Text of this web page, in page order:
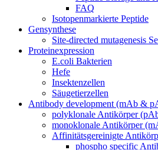
FAQ
Isotopenmarkierte Peptide
Gensynthese
Site-directed mutagenesis
Proteinexpression
E.coli Bakterien
Hefe
Insektenzellen
Säugetierzellen
Antibody development (mAb &
polyklonale Antikörper
monoklonale Antikörper
Affinitätsgereinigte
phospho specific